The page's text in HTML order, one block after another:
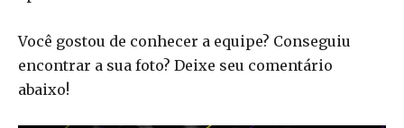
Você gostou de conhecer a equipe? Conseguiu
encontrar a sua foto? Deixe seu comentário
abaixo!